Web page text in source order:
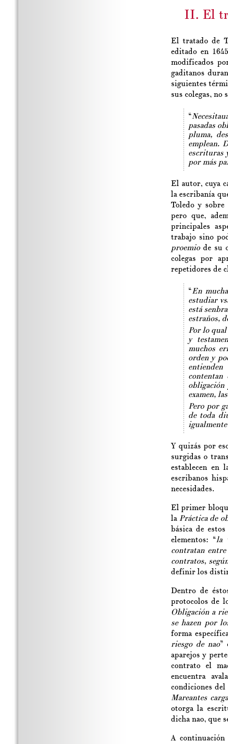
II. El
El tratado de
editado en
modificados
gaditanos
siguientes
sus colegas, no
“
pasadas
pluma,
emplean.
escrituras
por más
El autor, cuya
la escribanía
Toledo y
pero que,
principales
trabajo sino
proemiode su
colegas por
repetidores de
“En
estudiar
está
estraños,
Por lo qual
y
muchos
orden y
obligación
examen,
Pero por
de toda
igualmente
Y quizás por
surgidas o
establecen en
escribanos
necesidades.
El primer
la Práctica de
básica de
elementos: “la
contratan
contratos,
definir los
Dentro de
protocolos de
Obligación a
se hazen por
forma
riesgo de nao”
aparejos y
contrato el
encuentra
condiciones
Mareantes
otorga la
dicha nao, que
A continuación